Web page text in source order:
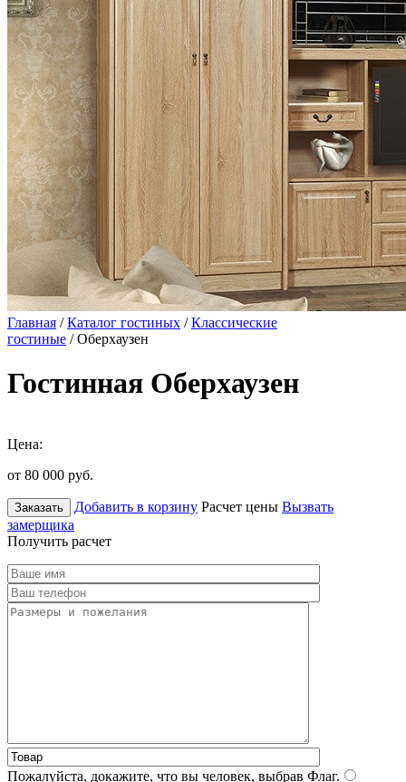
Главная /Каталог гостиных /Классические
гостиные / Оберхаузен
Гостинная Оберхаузен
Цена:
от 80 000 руб.
Заказать Добавить в корзину Расчет цены Вызвать
замерщика
Получить расчет
Пожалуйста, докажите, что вы человек, выбрав Флаг.